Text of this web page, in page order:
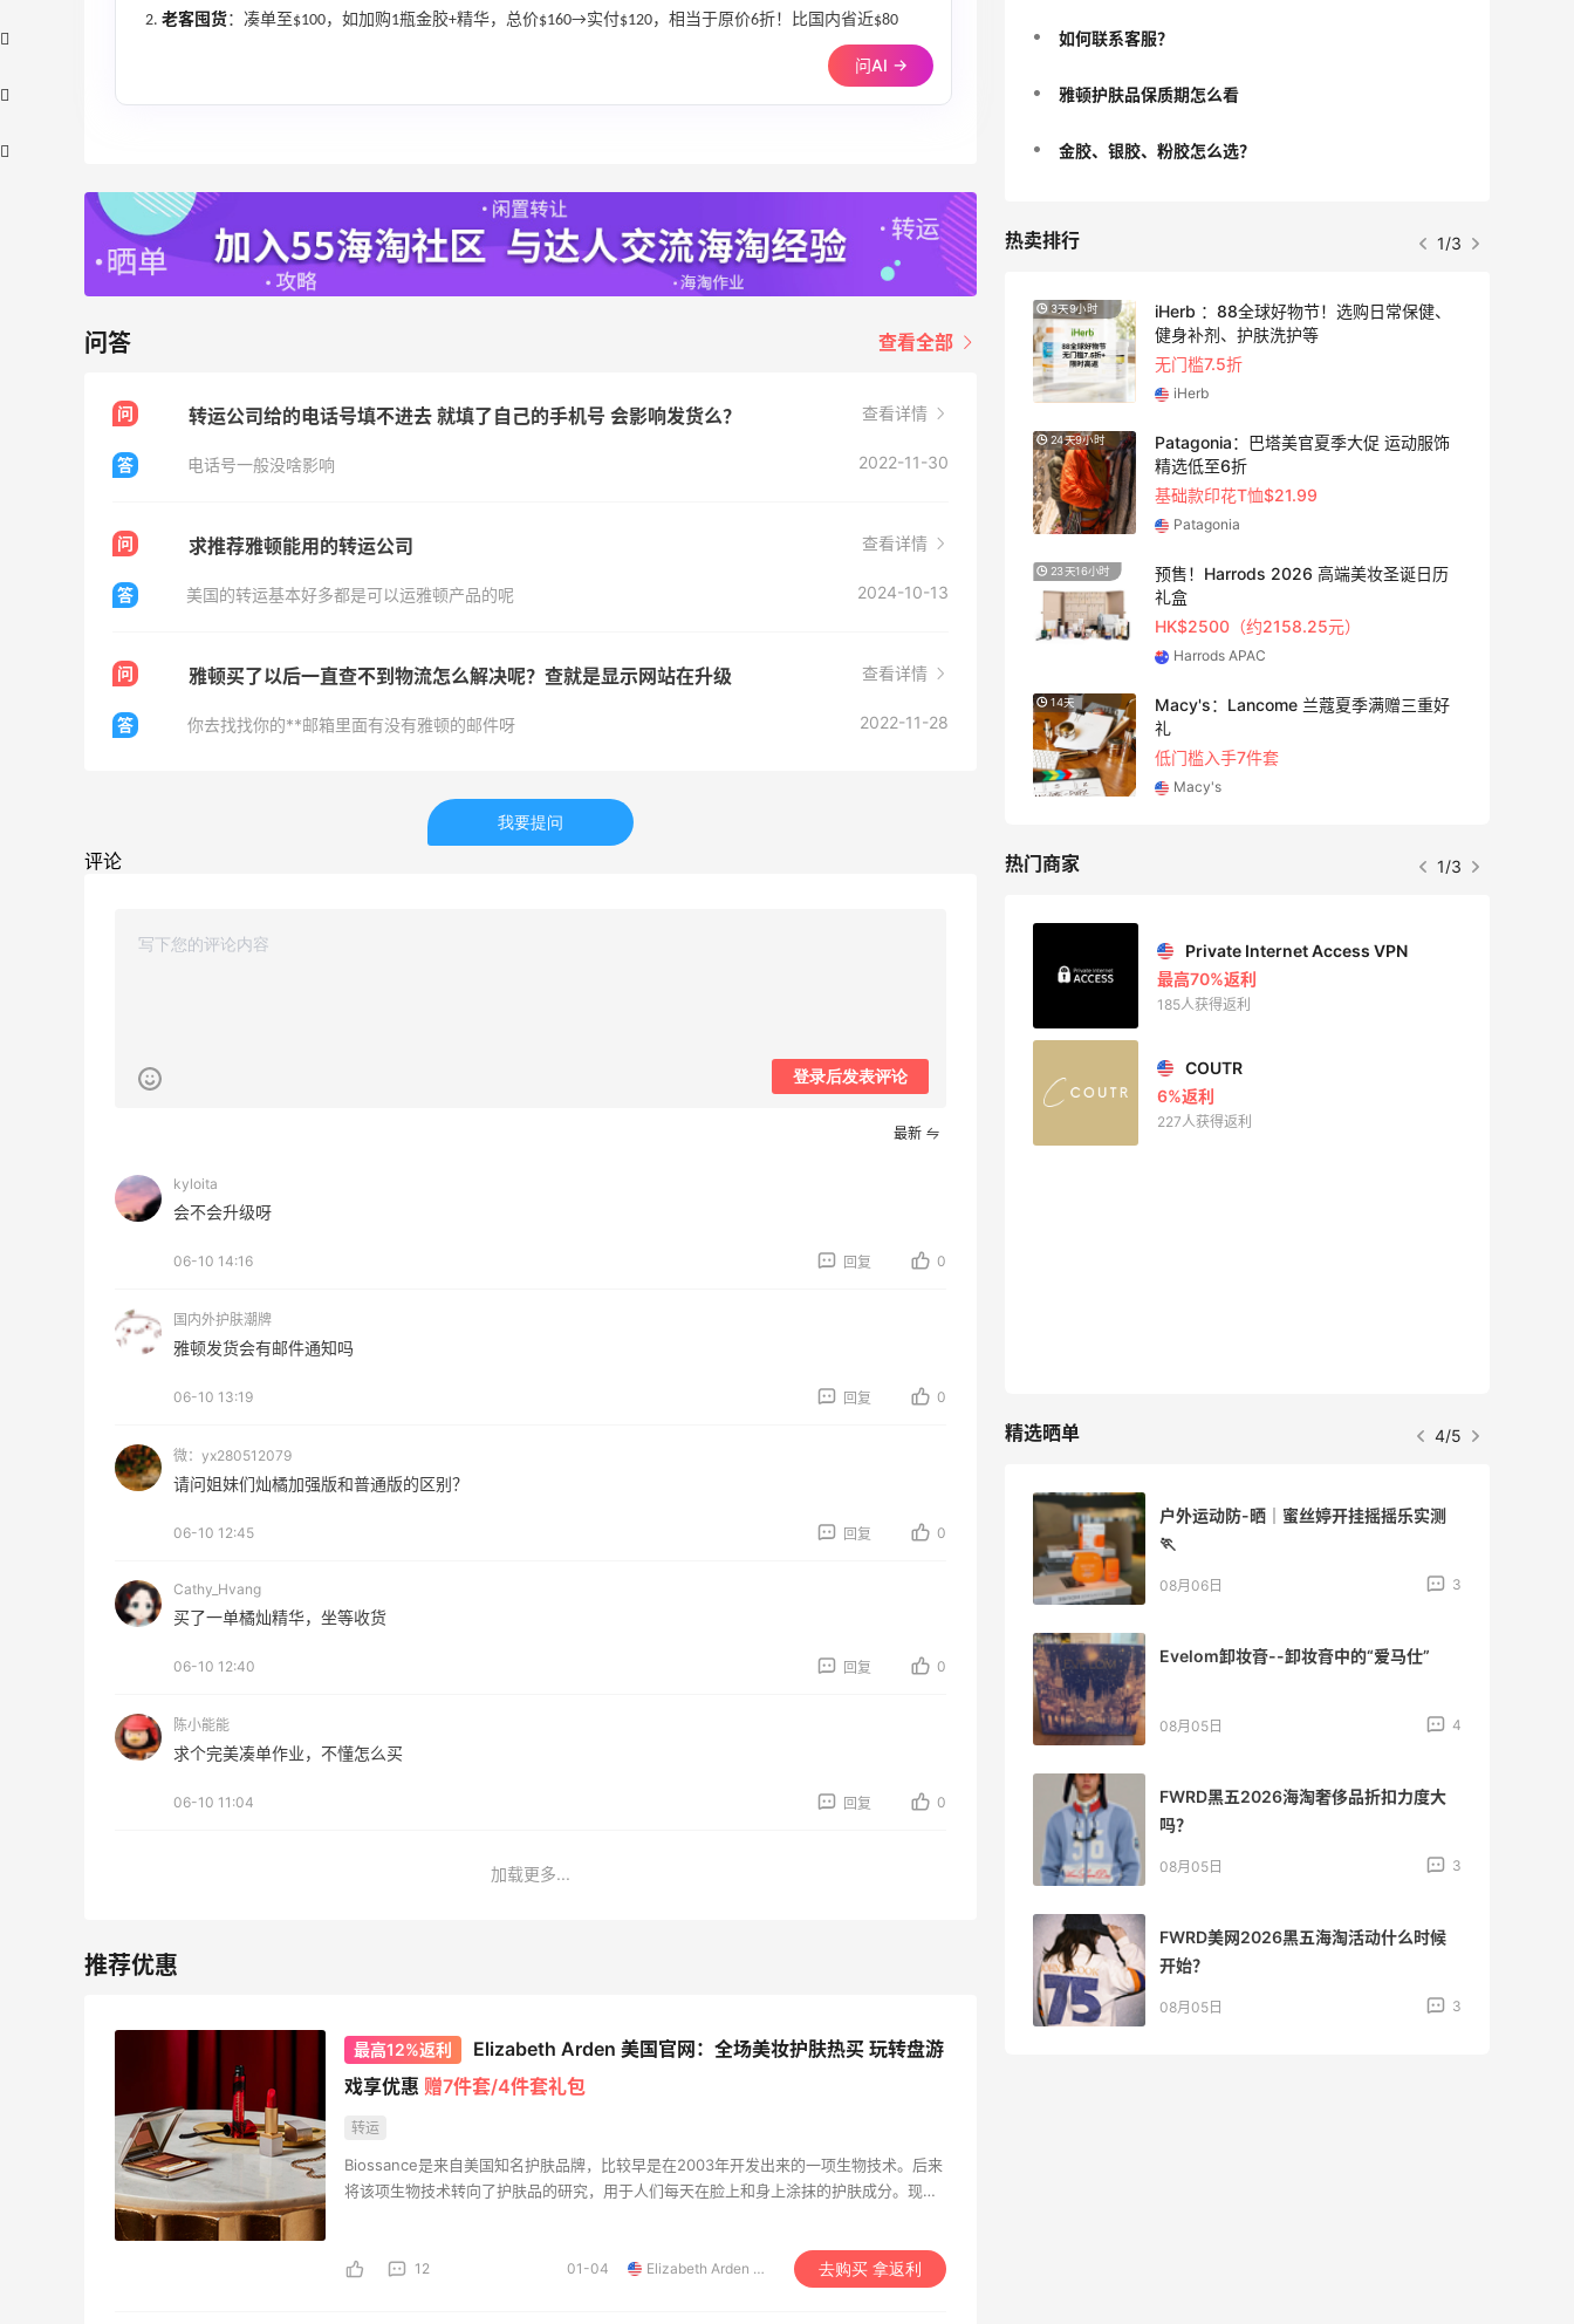
老客囤货：凑单至$100，如加购1瓶金胶+精华，总价$160→实付$120，相当于原价6折！比国内省近$80
问AI →
问答 查看全部
问 转运公司给的电话号填不进去 就填了自己的手机号 会影响发货么？ 查看详情
答 电话号一般没啥影响 2022-11-30
问 求推荐雅顿能用的转运公司 查看详情
答 美国的转运基本好多都是可以运雅顿产品的呢 2024-10-13
问 雅顿买了以后一直查不到物流怎么解决呢？查就是显示网站在升级 查看详情
答 你去找找你的**邮箱里面有没有雅顿的邮件呀 2022-11-28
我要提问
评论
登录后发表评论
最新
kyloita
会不会升级呀
06-10 14:16 回复 0
国内外护肤潮牌
雅顿发货会有邮件通知吗
06-10 13:19 回复 0
微：yx280512079
请问姐妹们灿橘加强版和普通版的区别？
06-10 12:45 回复 0
Cathy_Hvang
买了一单橘灿精华，坐等收货
06-10 12:40 回复 0
陈小能能
求个完美凑单作业，不懂怎么买
06-10 11:04 回复 0
加载更多...
最高12%返利
Elizabeth Arden 美国官网：全场美妆护肤热买 玩转盘游
戏享优惠 赠7件套/4件套礼包
转运
Biossance是来自美国知名护肤品牌，比较早是在2003年开发出来的一项生物技术。后来
将该项生物技术转向了护肤品的研究，用于人们每天在脸上和身上涂抹的护肤成分。现如
12 01-04 Elizabeth Arden 美国官网 去购买 拿返利
如何联系客服？
雅顿护肤品保质期怎么看
金胶、银胶、粉胶怎么选？
热卖排行 1/3
PRADA、LOEWE、加拿大鹅等
TOTEME、ZIMMERMAN 等
Nars、CT 等
4天3小时
【55专享】Bobbi Brown 美网：美妆礼
遇！满$150立省$50
满赠正装橘子眼霜+精华唇蜜等好礼
Bobbi Brown
2天21小时
Bloomingdales：时尚热卖！入手珑骧、
Tory Burch、拉夫劳伦等
每满$100返$25礼卡
Bloomingdales
5天21小时
Columbia Sportswear：夏季大促！哥伦
比亚运动热卖
低至6折
Columbia Sportswear
2天21小时
Bloomingdales：美妆大促！入手 Dior、
Prada、TF 等
满$200享8.5折优惠+部分送好礼
Bloomingdales
热门商家 1/3
ERGO Baby
TIMEBEAM (US)
最高10%返利
6%返利
85人获得返利
Mac Duggal
最高2%返利
6028人成功下单
Biōkreativ
30%返利
54人获得返利
精选晒单 4/5
海淘返利
08月07日
08月06日
Bobbi Brown美网2026黑五海淘活动什
Evelom卸妆膏--卸妆膏中的“爱马仕”
FWRD黑五2026海淘奢侈品折扣力度大
【黑五海淘攻略】Bobbi Brown黑五
2026海淘折扣预测！
08月05日 1
柏瑞美黑瓶和白瓶哪个好用？混油皮选了
08月05日 3
兰蔻粉金管新色212哪个网站可以海淘？
在线等！
08月05日 3
淘宝买柏瑞美定妆喷雾跳55海淘！返利
2.91元
08月05日 4